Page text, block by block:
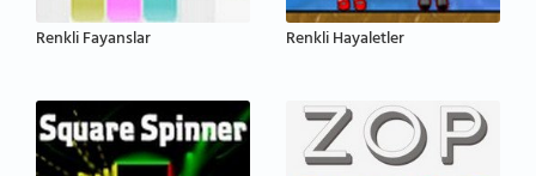
Renkli Fayanslar Renkli Hayaletler